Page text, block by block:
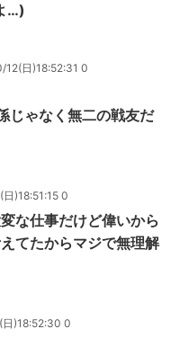
…)
12(日)18:52:31 0
じゃなく無二の戦友だ
)18:51:15 0
な仕事だけど偉いから
てたからマジで無理解
)18:52:30 0